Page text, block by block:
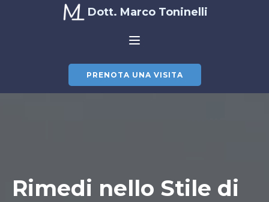
Dott. Marco Toninelli
PRENOTA UNA VISITA
Rimedi nello Stile di